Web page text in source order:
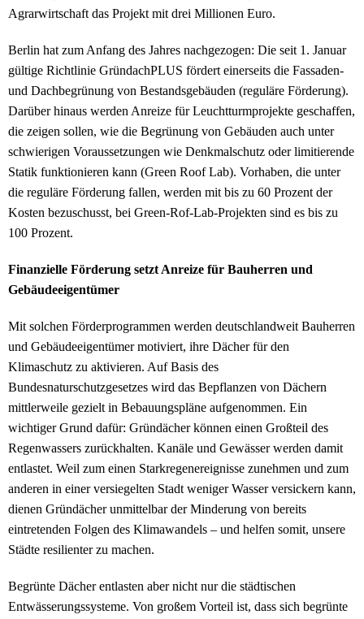
Agrarwirtschaft das Projekt mit drei Millionen Euro.
Berlin hat zum Anfang des Jahres nachgezogen: Die seit 1. Januar
gültige Richtlinie GründachPLUS fördert einerseits die Fassaden-
und Dachbegrünung von Bestandsgebäuden (reguläre Förderung).
Darüber hinaus werden Anreize für Leuchtturmprojekte geschaffen,
die zeigen sollen, wie die Begrünung von Gebäuden auch unter
schwierigen Voraussetzungen wie Denkmalschutz oder limitierende
Statik funktionieren kann (Green Roof Lab). Vorhaben, die unter
die reguläre Förderung fallen, werden mit bis zu 60 Prozent der
Kosten bezuschusst, bei Green-Rof-Lab-Projekten sind es bis zu
100 Prozent.
Finanzielle Förderung setzt Anreize für Bauherren und
Gebäudeeigentümer
Mit solchen Förderprogrammen werden deutschlandweit Bauherren
und Gebäudeeigentümer motiviert, ihre Dächer für den
Klimaschutz zu aktivieren. Auf Basis des
Bundesnaturschutzgesetzes wird das Bepflanzen von Dächern
mittlerweile gezielt in Bebauungspläne aufgenommen. Ein
wichtiger Grund dafür: Gründächer können einen Großteil des
Regenwassers zurückhalten. Kanäle und Gewässer werden damit
entlastet. Weil zum einen Starkregenereignisse zunehmen und zum
anderen in einer versiegelten Stadt weniger Wasser versickern kann,
dienen Gründächer unmittelbar der Minderung von bereits
eintretenden Folgen des Klimawandels – und helfen somit, unsere
Städte resilienter zu machen.
Begrünte Dächer entlasten aber nicht nur die städtischen
Entwässerungssysteme. Von großem Vorteil ist, dass sich begrünte